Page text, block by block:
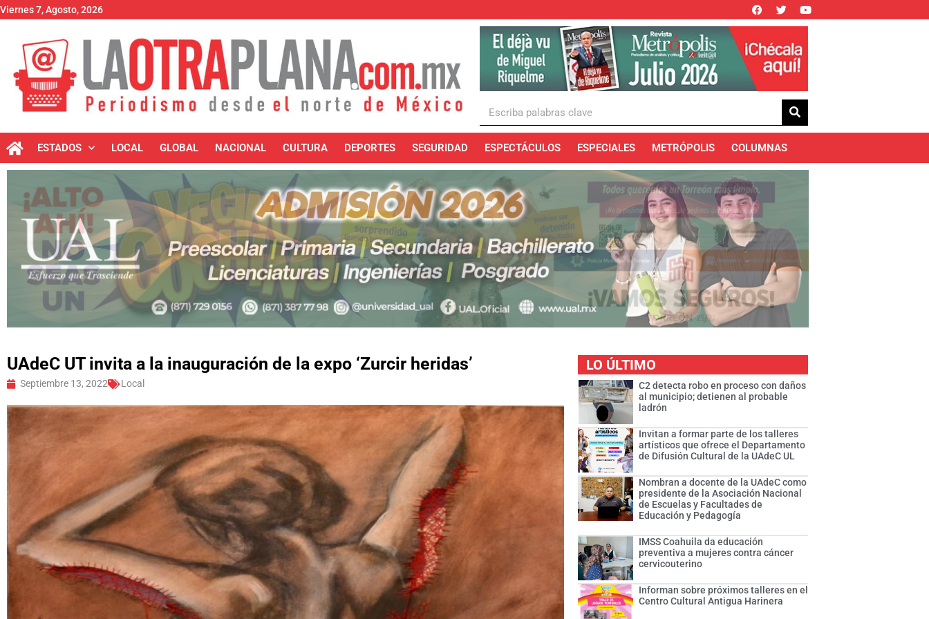
Viernes 7, Agosto, 2026
ESTADOS LOCAL GLOBAL NACIONAL CULTURA DEPORTES SEGURIDAD ESPECTÁCULOS ESPECIALES METRÓPOLIS COLUMNAS
UAdeC UT invita a la inauguración de la expo ‘Zurcir heridas’
Septiembre 13, 2022 Local
LO ÚLTIMO
C2 detecta robo en proceso con daños
al municipio; detienen al probable
ladrón
Invitan a formar parte de los talleres
artísticos que ofrece el Departamento
de Difusión Cultural de la UAdeC UL
Nombran a docente de la UAdeC como
presidente de la Asociación Nacional
de Escuelas y Facultades de
Educación y Pedagogía
IMSS Coahuila da educación
preventiva a mujeres contra cáncer
cervicouterino
Informan sobre próximos talleres en el
Centro Cultural Antigua Harinera